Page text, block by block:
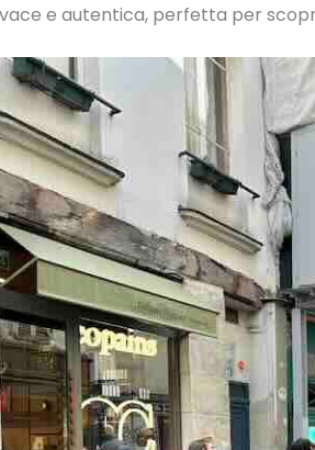
e autentica, perfetta per